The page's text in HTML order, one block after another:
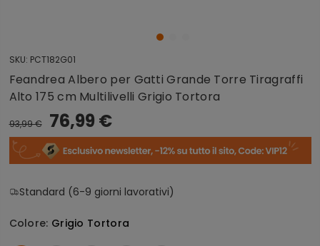
SKU: PCT182G01
Feandrea Albero per Gatti Grande Torre Tiragraffi
Alto 175 cm Multilivelli Grigio Tortora
93,99 € 76,99 €
Standard (6-9 giorni lavorativi)
Colore: Grigio Tortora